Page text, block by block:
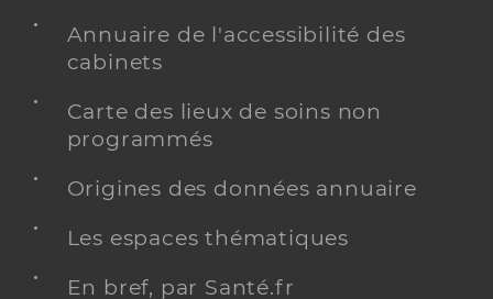
Annuaire de l'accessibilité des
cabinets
Carte des lieux de soins non
programmés
Origines des données annuaire
Les espaces thématiques
En bref, par Santé.fr